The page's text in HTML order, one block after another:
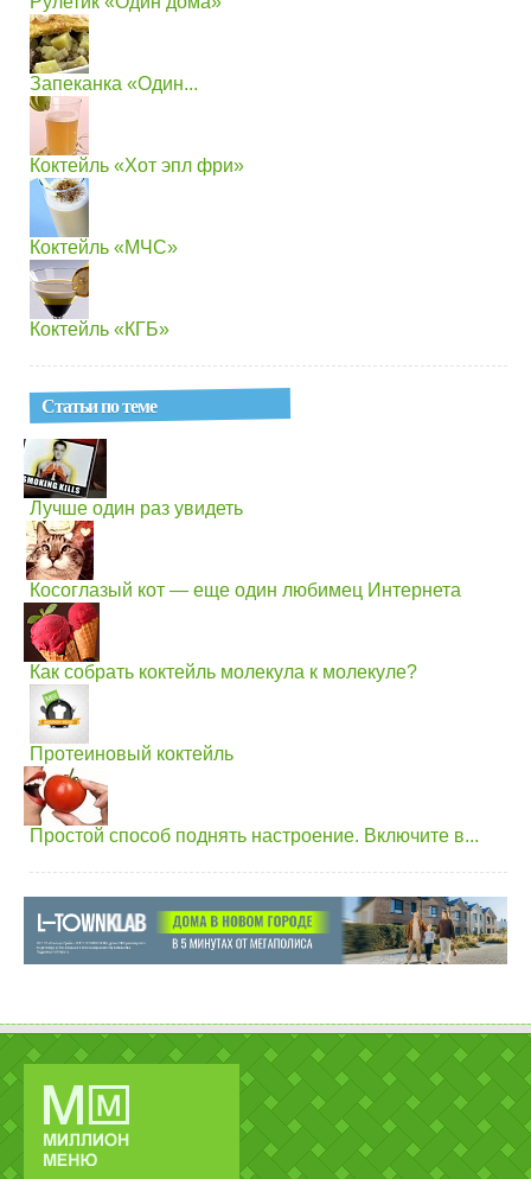
Запеканка «Один...
Коктейль «Хот эпл фри»
Коктейль «МЧС»
Коктейль «КГБ»
Статьи по теме
Лучше один раз увидеть
Косоглазый кот — еще один любимец Интернета
Как собрать коктейль молекула к молекуле?
Протеиновый коктейль
Простой способ поднять настроение. Включите в...